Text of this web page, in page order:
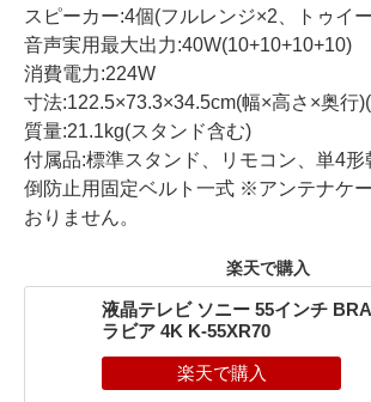
スピーカー:4個(フルレンジ×2、トゥイ
音声実用最大出力:40W(10+10+10+10)
消費電力:224W
寸法:122.5×73.3×34.5cm(幅×高さ×奥行
質量:21.1kg(スタンド含む)
付属品:標準スタンド、リモコン、単4形
倒防止用固定ベルト一式 ※アンテナケ
おりません。
楽天で購入
液晶テレビ ソニー 55インチ
ラビア 4K K-55XR70